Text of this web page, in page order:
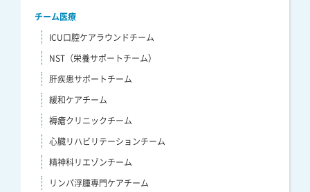
チーム医療
ICU口腔ケアラウンドチーム
NST（栄養サポートチーム）
肝疾患サポートチーム
緩和ケアチーム
褥瘡クリニックチーム
心臓リハビリテーションチーム
精神科リエゾンチーム
リンパ浮腫専門ケアチーム